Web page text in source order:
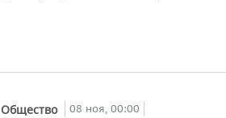
Общество 08 ноя, 00:00